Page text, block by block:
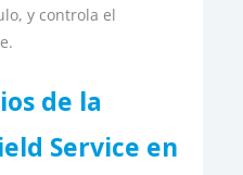
y controla el
de la
Service en